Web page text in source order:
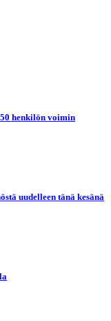
henkilön voimin
uudelleen tänä kesänä